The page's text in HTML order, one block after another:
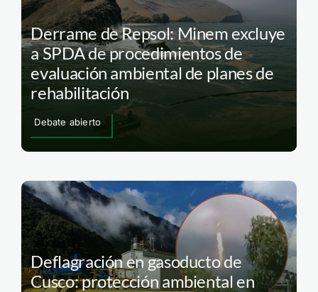
Derrame de Repsol: Minem excluye
a SPDA de procedimientos de
rehabilitación
Debate abierto